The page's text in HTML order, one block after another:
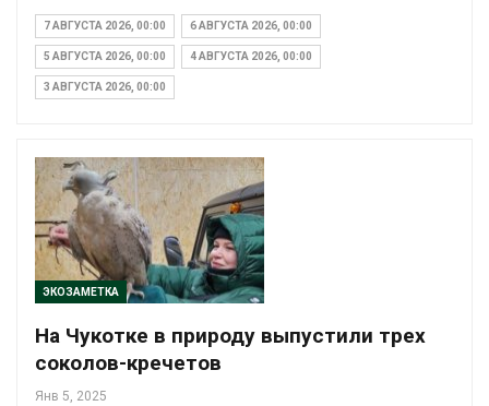
7 АВГУСТА 2026, 00:00 6 АВГУСТА 2026, 00:00
5 АВГУСТА 2026, 00:00 4 АВГУСТА 2026, 00:00
3 АВГУСТА 2026, 00:00
ЭКОЗАМЕТКА
На Чукотке в природу выпустили трех
соколов-кречетов
Янв 5, 2025